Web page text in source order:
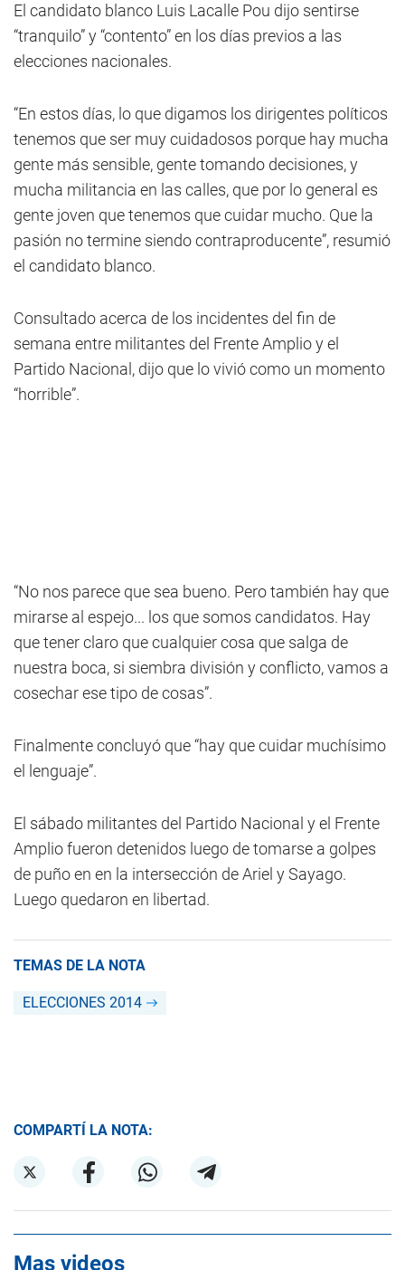
El candidato blanco Luis Lacalle Pou dijo sentirse
“tranquilo” y “contento” en los días previos a las
elecciones nacionales.
“En estos días, lo que digamos los dirigentes políticos
tenemos que ser muy cuidadosos porque hay mucha
gente más sensible, gente tomando decisiones, y
mucha militancia en las calles, que por lo general es
gente joven que tenemos que cuidar mucho. Que la
pasión no termine siendo contraproducente”, resumió
el candidato blanco.
Consultado acerca de los incidentes del fin de
semana entre militantes del Frente Amplio y el
Partido Nacional, dijo que lo vivió como un momento
“horrible”.
“No nos parece que sea bueno. Pero también hay que
mirarse al espejo... los que somos candidatos. Hay
que tener claro que cualquier cosa que salga de
nuestra boca, si siembra división y conflicto, vamos a
cosechar ese tipo de cosas”.
Finalmente concluyó que “hay que cuidar muchísimo
el lenguaje”.
El sábado militantes del Partido Nacional y el Frente
Amplio fueron detenidos luego de tomarse a golpes
de puño en en la intersección de Ariel y Sayago.
Luego quedaron en libertad.
TEMAS DE LA NOTA
ELECCIONES 2014
COMPARTÍ LA NOTA:
Mas videos